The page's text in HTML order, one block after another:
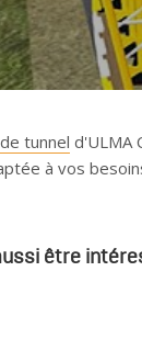
tunnel d'ULMA
à vos
être